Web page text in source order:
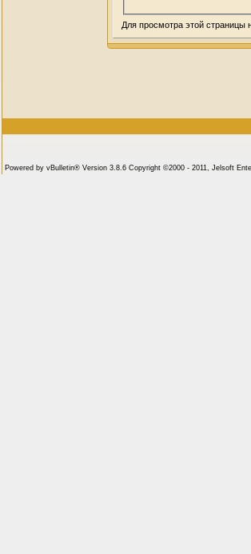
Для просмотра этой страницы
Powered by vBulletin® Version 3.8.6 Copyright ©2000 - 2011, Jelsoft